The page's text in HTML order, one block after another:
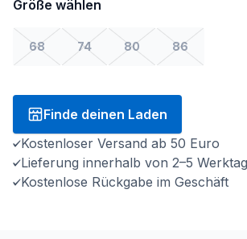
Größe wählen
68 74 80 86
Finde deinen Laden
Kostenloser Versand ab 50 Euro
Lieferung innerhalb von 2–5
Kostenlose Rückgabe im Geschäft